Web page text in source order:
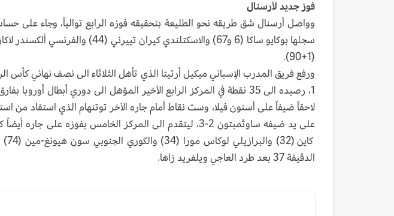
فوز جديد لأرسنال
وواصل أرسنال شق طريقه نحو الطليعة بتحقيقه فوزه الرابع توالياً، وجاء على
(1+90).
1، رصيده الى 35 نقطة في المركز الرابع الأخير المؤهل الى دوري أبطال
لاحقاً ضيفاً على أستون فيلا، وست نقاط أمام جاره الأخر توتنهام الذي استفاد من
على يد ضيفه ساوثمبتون 2-3، ليتقدم الى المركز الخامس بفوزه
الدقيقة 37 بعد طرد العاجي ويلفريد زاها.